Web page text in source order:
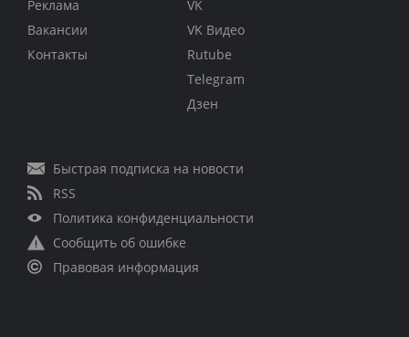
Реклама
Вакансии
Контакты
VK
VK Видео
Rutube
Telegram
Дзен
Быстрая подписка на новости
RSS
Политика конфиденциальности
Сообщить об ошибке
Правовая информация